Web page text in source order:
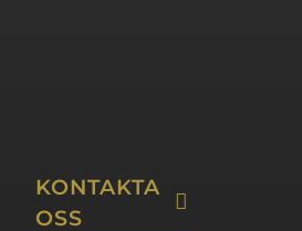
KONTAKTA
OSS